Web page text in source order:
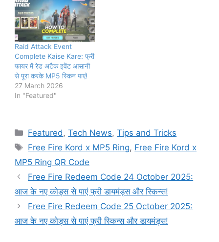
Raid Attack Event
Complete Kaise Kare: फ्री
फायर में रेड अटैक इवेंट आसानी
से पूरा करके MP5 स्किन पाएं!
27 March 2026
In "Featured"
Categories
Featured,Tech News,Tips and Tricks
Tags
Free Fire Kord x MP5 Ring, Free Fire Kord x
MP5 Ring QR Code
Free Fire Redeem Code 24 October 2025:
आज के नए कोड्स से पाएं फ्री डायमंड्स और स्किन्स!
Free Fire Redeem Code 25 October 2025:
आज के नए कोड्स से पाएं फ्री स्किन्स और डायमंड्स!